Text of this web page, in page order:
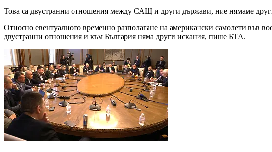
Това са двустранни отношения между САЩ и други държави, ние нямаме
Относно евентуалното временно разполагане на американски самолети във
двустранни отношения и към България няма други искания, пише БТА.